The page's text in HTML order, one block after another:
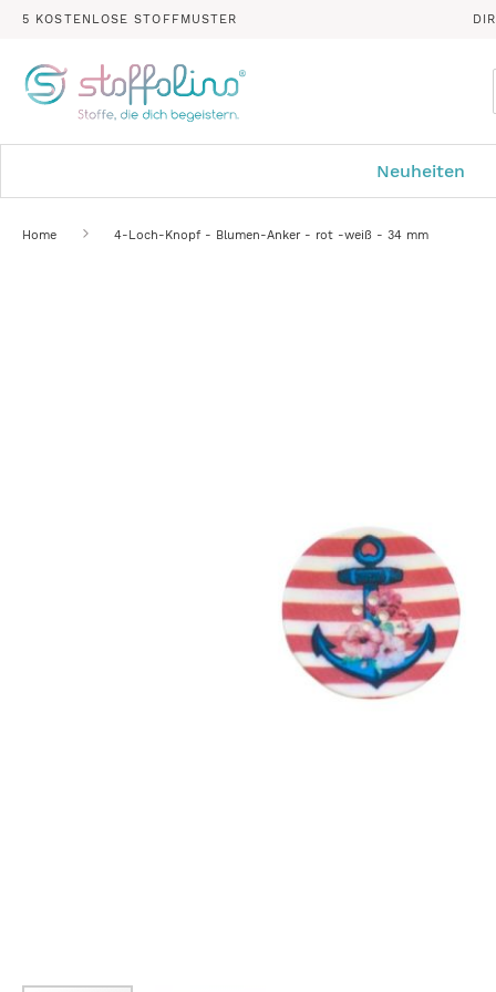
5 KOSTENLOSE STOFFMUSTER
Neuheiten
Home 4-Loch-Knopf - Blumen-Anker - rot -weiß - 34 mm